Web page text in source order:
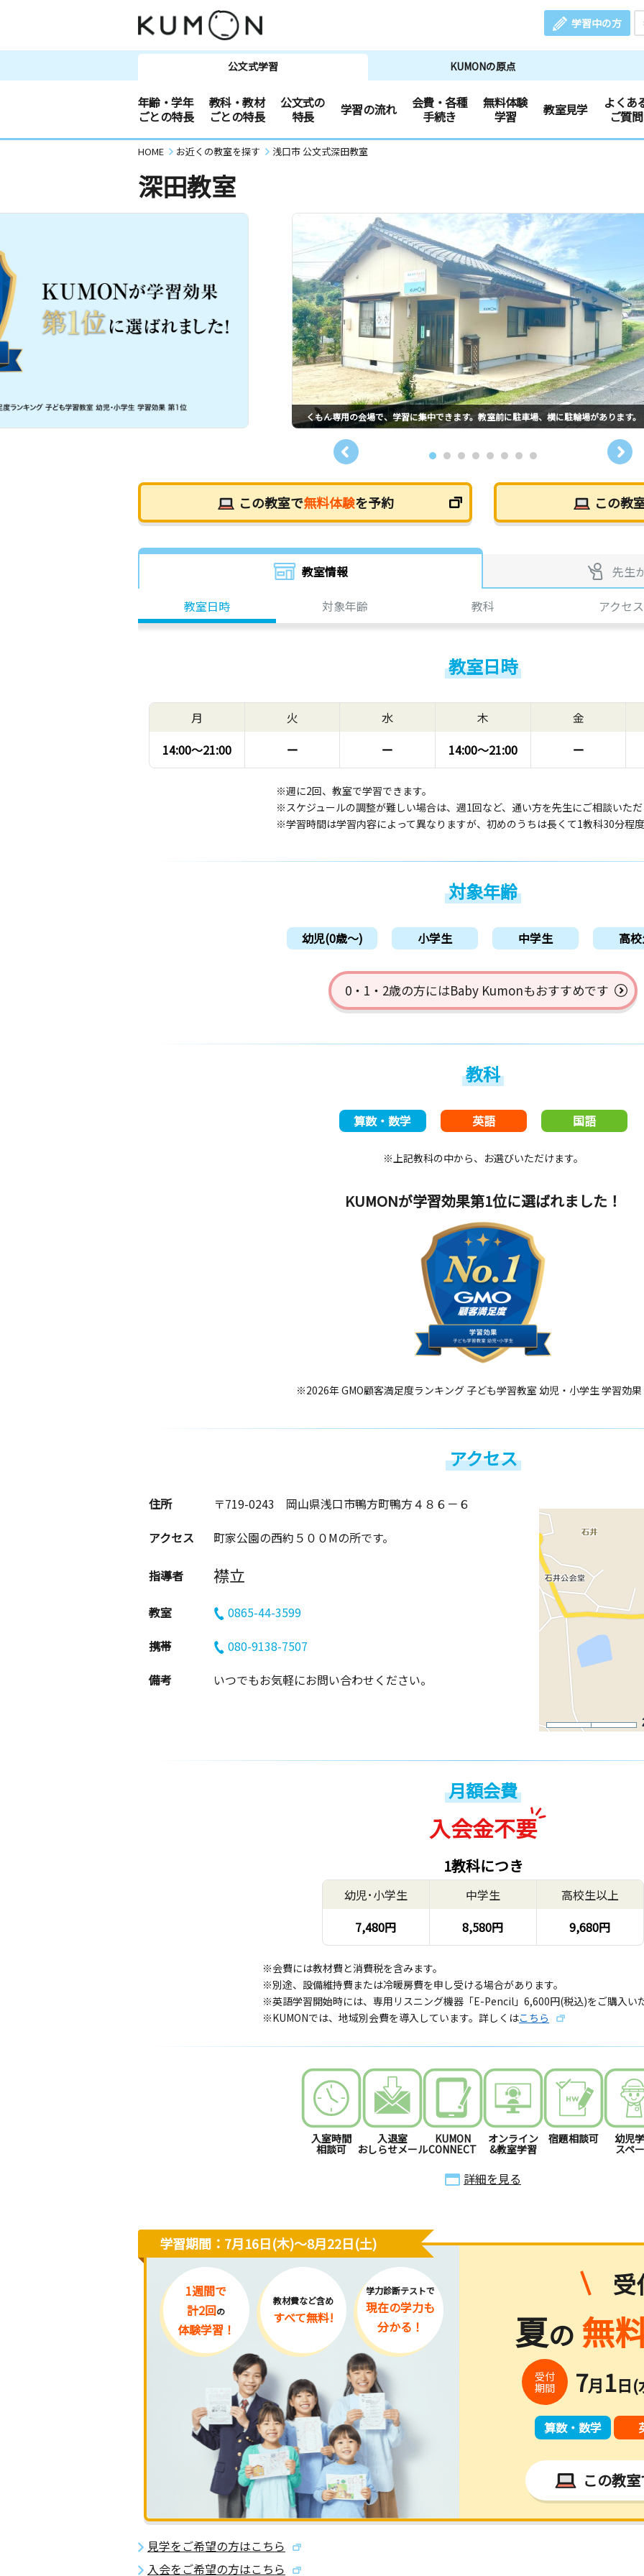
学習中の方
公文式学習 KUMONの原点
年齢・学年
ごとの特長
教科・教材
ごとの特長
公文式の
特長
学習の流れ
会費・各種
手続き
無料体験
学習
教室見学
よくあ
ご質問
HOME お近くの教室を探す 浅口市 公文式深田教室
深田教室
くもん専用の会場で、学習に集中できます。教室前に駐車場、横に駐輪場があります。
この教室で無料体験を予約 この教
教室情報
先生
教室日時
対象年齢 教科 アクセス
教室日時
月
14:00〜21:00
火
ー
水
ー
木
14:00〜21:00
金
ー
※週に2回、教室で学習できます。
※スケジュールの調整が難しい場合は、週1回など、通い方を先生にご相談いた
※学習時間は学習内容によって異なりますが、初めのうちは長くて1教科30分程
対象年齢
幼児(0歳〜) 小学生 中学生 高
0・1・2歳の方にはBaby Kumonもおすすめです
教科
算数・数学 英語 国語
※上記教科の中から、お選びいただけます。
KUMONが学習効果第1位に選ばれました！
※2026年 GMO顧客満足度ランキング 子ども学習教室 幼児・小学生 学習効
アクセス
住所 〒719-0243 岡山県浅口市鴨方町鴨方４８６－６
アクセス
町家公園の西約５００Mの所です。
指導者 襟立
教室
0865-44-3599
携帯
080-9138-7507
備考
いつでもお気軽にお問い合わせください。
月額会費
入会金不要
1教科につき
幼児･小学生
7,480円
中学生
8,580円
高校生以上
9,680円
※会費には教材費と消費税を含みます。
※別途、設備維持費または冷暖房費を申し受ける場合があります。
※英語学習開始時には、専用リスニング機器「E-Pencil」6,600円(税込)をご購入い
※KUMONでは、地域別会費を導入しています。詳しくはこちら
入室時間
相談可
入退室
おしらせメール
KUMON
CONNECT
オンライン
&教室学習
宿題相談可 幼児
スペ
詳細を見る
学習期間：7月16日(木)〜8月22日(土)
1週間で
計2回の
体験学習！
教材費など含め
すべて無料!
学力診断テストで
現在の学力も
分かる！
受
夏の 無
受付
期間
7月1日(
算数・数学
この教
見学をご希望の方はこちら
入会をご希望の方はこちら